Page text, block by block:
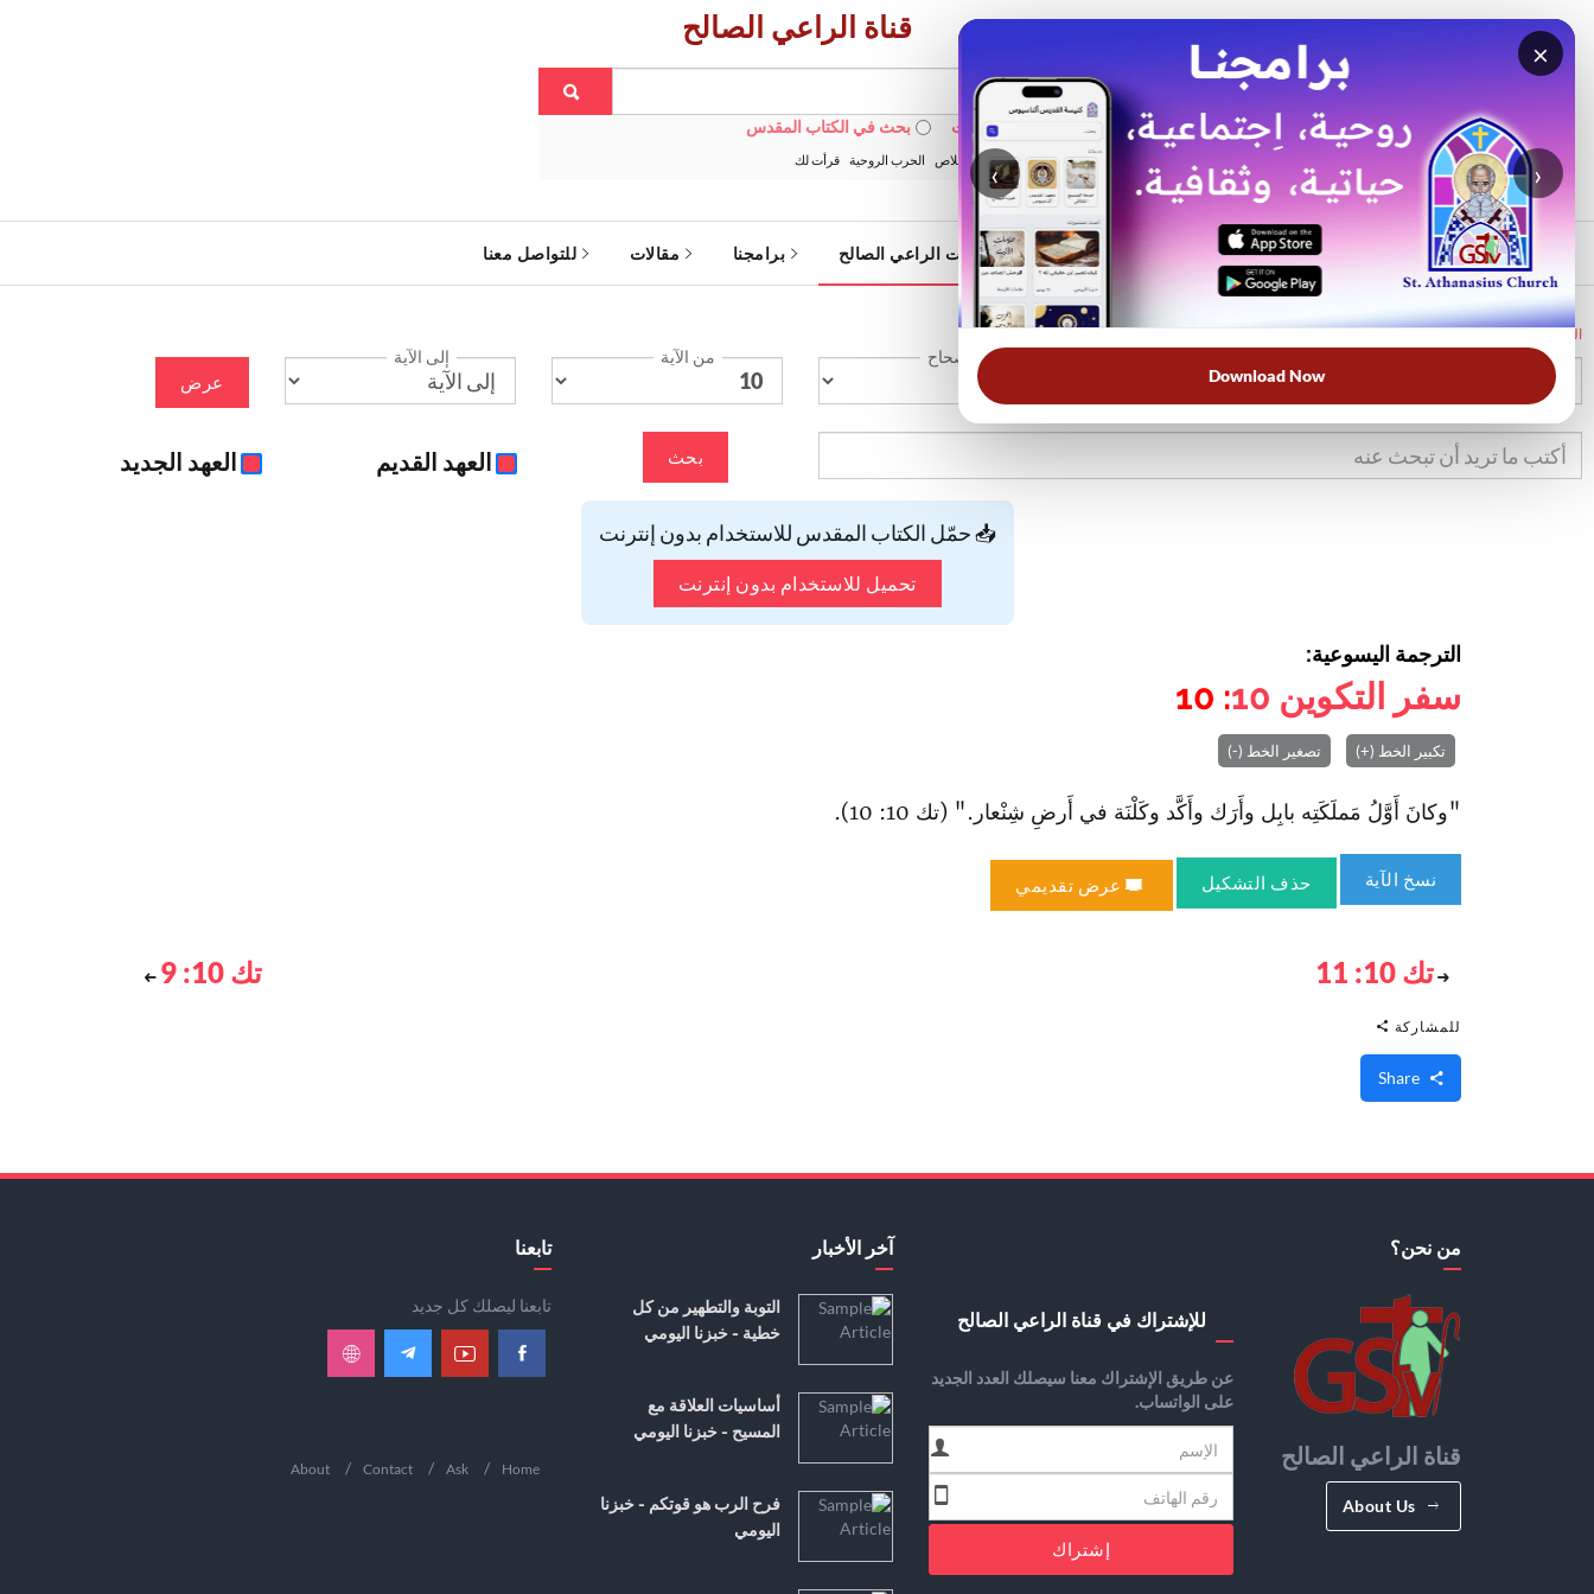
×
‹ ›
Download Now
قناة الراعي الصالح
بحث في الويبسايت بحث في الكتاب المقدس
الأكثر بحثًا: خبزنا اليومي الخلاص الحرب الروحية قرأت لك
الرئيسية خدمات الراعي الصالح برامجنا مقالات للتواصل معنا
الرئيسية
الإصحاح من الآية إلى الآية
عرض
بحث العهد القديم العهد الجديد
📥 حمّل الكتاب المقدس للاستخدام بدون إنترنت
تحميل للاستخدام بدون إنترنت
الترجمة اليسوعية:
سفر التكوين 10
: 10
تكبير الخط (+) تصغير الخط (-)
"وكانَ أَوَّلُ مَملَكَتِه بابِل وأَرَك وأَكَّد وكَلْنَة في أَرضِ شِنْعار." (تك 10: 10).
نسخ الآية حذف التشكيل عرض تقديمي
تك 10: 11 تك 10: 9
للمشاركة
من نحن؟
قناة الراعي الصالح
About Us
للإشتراك في قناة الراعي الصالح
عن طريق الإشتراك معنا سيصلك العدد الجديد
على الواتساب.
إشتراك
آخر الأخبار
التوبة والتطهير من كل
خطية - خبزنا اليومي
أساسيات العلاقة مع
المسيح - خبزنا اليومي
فرح الرب هو قوتكم - خبزنا
اليومي
تابعنا
تابعنا ليصلك كل جديد
Home
Ask
Contact
About